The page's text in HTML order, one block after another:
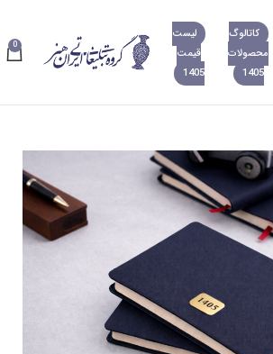
کاتالوگ
محصولات
1405
لیست
قیمت
1405
0